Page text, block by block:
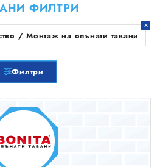
ФИЛТРИ
/ Монтаж на опънати тавани
Филтри